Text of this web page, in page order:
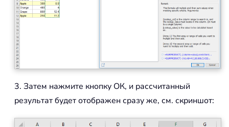
3. Затем нажмите кнопку ОК, и рассчитанный
результат будет отображен сразу же, см. скриншот: